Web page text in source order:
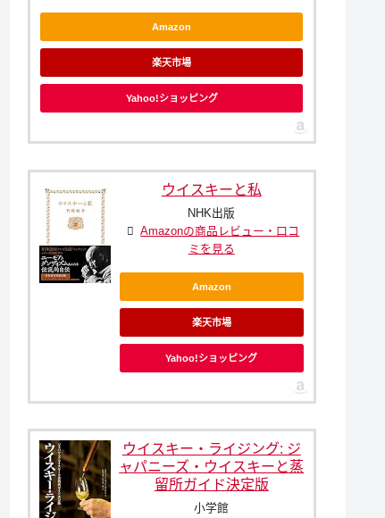
Amazon
楽天市場
Yahoo!ショッピング
ウイスキーと私
NHK出版
Amazonの商品レビュー・口コ
ミを見る
Amazon
楽天市場
Yahoo!ショッピング
ウイスキー・ライジング: ジ
ャパニーズ・ウイスキーと蒸
留所ガイド決定版
小学館